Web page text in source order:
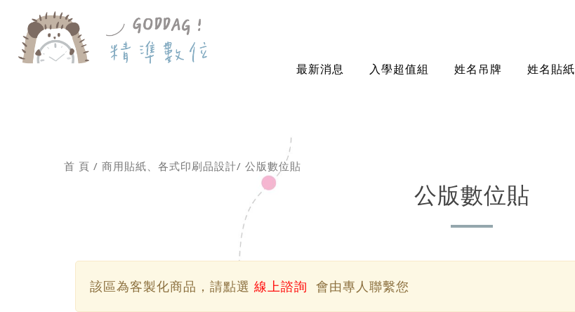
最新消息 入學超值組 姓名吊牌 姓名貼紙
公版數位貼
首 頁 商用貼紙、各式印刷品設計 公版數位貼
該區為客製化商品，請點選線上諮詢 會由專人聯繫您